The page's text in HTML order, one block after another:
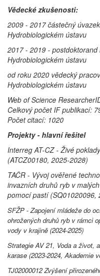
Vědecké zkušenosti:
2009 - 2017 částečný
Hydrobiologickém ústavu
2017 - 2019 - postdoktorand
Hydrobiologickém ústavu
od roku 2020 vědecký
Hydrobiologickém ústavu
Web of Science
Celkový počet IF publikací:
Počet citací: 1020
Projekty - hlavní řešitel
Interreg AT-CZ - Živé
(ATCZ00180, 2025-2028)
TAČR - Vývoj ověřené
invazních druhů ryb v
pomocí pastí (SQ01020096,
SFŽP - Zapojení mládeže do
ohrožených druhů ryb v rámci
vody v krajině (2024-2025)
Strategie AV 21, Voda a život,
karase (2023-2024, Akademie
TJ02000012 Zvýšení